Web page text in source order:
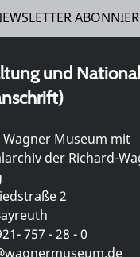
und
Wagner Museum mit
der Richard-
2
757 - 28 - 0